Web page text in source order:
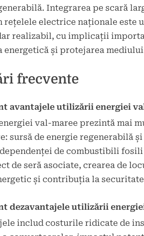
Integrarea pe scară
electrice naționale este
realizabil, cu implicații
energetică și protejarea
frecvente
avantajele utilizării energiei
val-maree prezintă mai
sursă de energie regenerabilă
de combustibili
de seră asociate, crearea de
și contribuția la
dezavantajele utilizării
includ costurile ridicate de